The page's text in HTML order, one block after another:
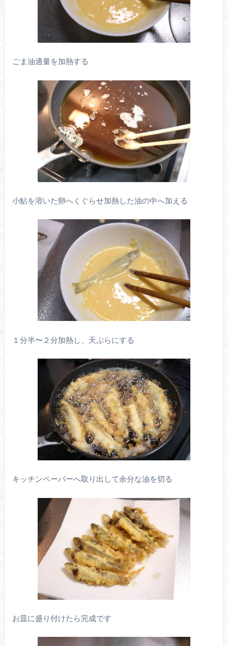
ごま油適量を加熱する
小鮎を溶いた卵へくぐらせ加熱した油の中へ加える
１分半〜２分加熱し、天ぷらにする
キッチンペーパーへ取り出して余分な油を切る
お皿に盛り付けたら完成です